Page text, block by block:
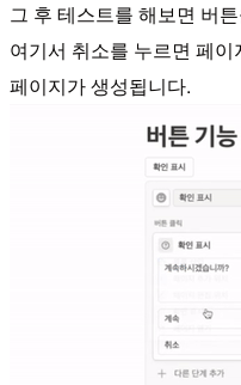
그 후 테스트를 해보면 버
여기서 취소를 누르면 페
페이지가 생성됩니다.